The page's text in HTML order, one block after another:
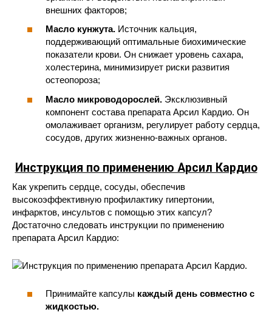
внешних факторов;
Масло кунжута. Источник кальция,
поддерживающий оптимальные биохимические
показатели крови. Он снижает уровень сахара,
холестерина, минимизирует риски развития
остеопороза;
Масло микроводорослей. Эксклюзивный
компонент состава препарата Арсил Кардио. Он
омолаживает организм, регулирует работу сердца,
сосудов, других жизненно-важных органов.
Инструкция по применению Арсил Кардио
Как укрепить сердце, сосуды, обеспечив
высокоэффективную профилактику гипертонии,
инфарктов, инсультов с помощью этих капсул?
Достаточно следовать инструкции по применению
препарата Арсил Кардио:
Принимайте капсулы каждый день совместно с
жидкостью.